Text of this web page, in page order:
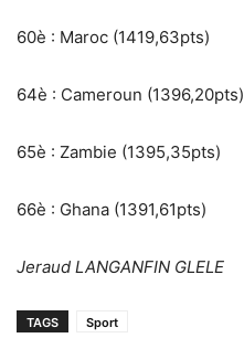
60è : Maroc (1419,63pts)
64è : Cameroun (1396,20pts)
65è : Zambie (1395,35pts)
66è : Ghana (1391,61pts)
Jeraud LANGANFIN GLELE
TAGS Sport